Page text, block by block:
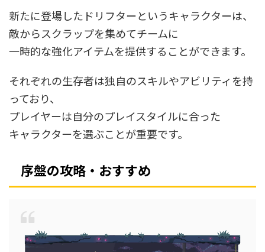
新たに登場したドリフターというキャラクターは、
敵からスクラップを集めてチームに
一時的な強化アイテムを提供することができます。
それぞれの生存者は独自のスキルやアビリティを持
っており、
プレイヤーは自分のプレイスタイルに合った
キャラクターを選ぶことが重要です。
序盤の攻略・おすすめ